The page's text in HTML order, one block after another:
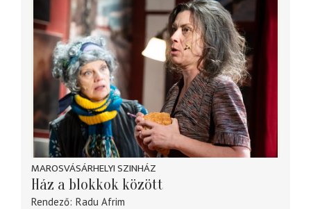
MAROSVÁSÁRHELYI SZINHÁZ
Ház a blokkok között
Rendező Radu Afrim